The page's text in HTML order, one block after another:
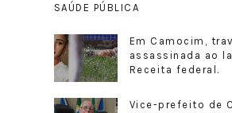
SAÚDE PÚBLICA
Em Camocim,
assassinada ao
Receita federal.
Vice-prefeito de